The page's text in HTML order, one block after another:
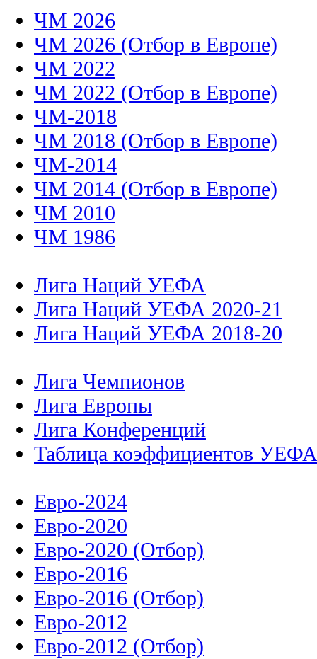
ЧМ 2026
ЧМ 2026 (Отбор в Европе)
ЧМ 2022
ЧМ 2022 (Отбор в Европе)
ЧМ-2018
ЧМ 2018 (Отбор в Европе)
ЧМ-2014
ЧМ 2014 (Отбор в Европе)
ЧМ 2010
ЧМ 1986
Лига Наций УЕФА
Лига Наций УЕФА 2020-21
Лига Наций УЕФА 2018-20
Лига Чемпионов
Лига Европы
Лига Конференций
Таблица коэффициентов УЕФА
Евро-2024
Евро-2020
Евро-2020 (Отбор)
Евро-2016
Евро-2016 (Отбор)
Евро-2012
Евро-2012 (Отбор)